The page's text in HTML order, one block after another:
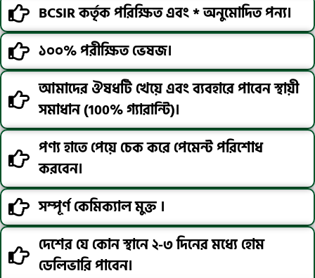
BCSIR কর্তৃক পরিক্ষিত এবং * অনুমোদিত পন্য।
১০০% পরীক্ষিত ভেষজ।
আমাদের ঔষধটি খেয়ে এবং ব্যবহারে পাবেন স্থায়ী
সমাধান (100% গ্যারান্টি)।
পণ্য হাতে পেয়ে চেক করে পেমেন্ট পরিশোধ
করবেন।
সম্পূর্ণ কেমিক্যাল মুক্ত ।
দেশের যে কোন স্থানে ২-৩ দিনের মধ্যে হোম
ডেলিভারি পাবেন।